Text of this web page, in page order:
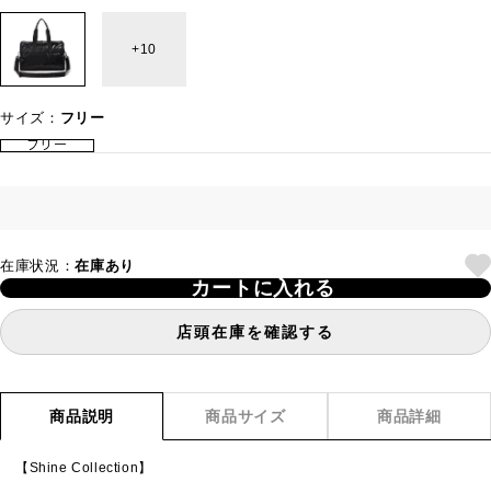
10
サイズ： フリー
フリー
在庫状況：在庫あり
カートに入れる
店頭在庫を確認する
商品説明 商品サイズ 商品詳細
【Shine Collection】